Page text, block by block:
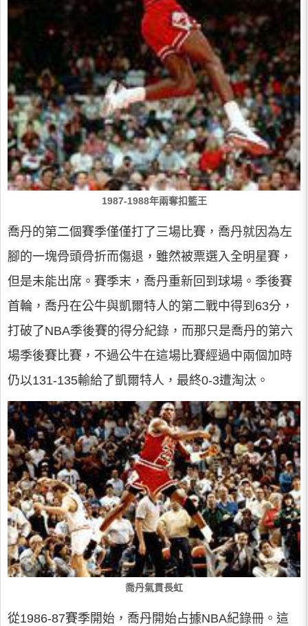
1987-1988年兩奪扣籃王
喬丹的第二個賽季僅僅打了三場比賽，喬丹就因為左
腳的一塊骨頭骨折而傷退，雖然被票選入全明星賽，
但是未能出席。賽季末，喬丹重新回到球場。季後賽
首輪，喬丹在公牛與凱爾特人的第二戰中得到63分，
打破了NBA季後賽的得分紀錄，而那只是喬丹的第六
場季後賽比賽，不過公牛在這場比賽經過中兩個加時
仍以131-135輸給了凱爾特人，最終0-3遭淘汰。
喬丹氣貫長虹
從1986-87賽季開始，喬丹開始占據NBA紀錄冊。這